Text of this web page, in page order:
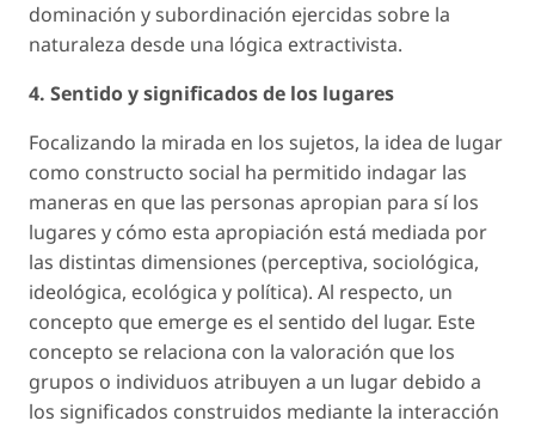
dominación y subordinación ejercidas sobre la
naturaleza desde una lógica extractivista.
4. Sentido y significados de los lugares
Focalizando la mirada en los sujetos, la idea de lugar
como constructo social ha permitido indagar las
maneras en que las personas apropian para sí los
lugares y cómo esta apropiación está mediada por
las distintas dimensiones (perceptiva, sociológica,
ideológica, ecológica y política). Al respecto, un
concepto que emerge es el sentido del lugar. Este
concepto se relaciona con la valoración que los
grupos o individuos atribuyen a un lugar debido a
los significados construidos mediante la interacción